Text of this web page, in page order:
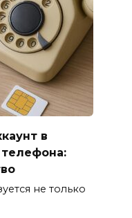
в
не только